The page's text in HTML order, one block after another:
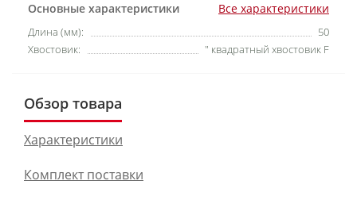
Основные характеристики Все характеристики
Длина (мм):
50
Хвостовик:
" квадратный хвостовик F
Обзор товара
Характеристики
Комплект поставки